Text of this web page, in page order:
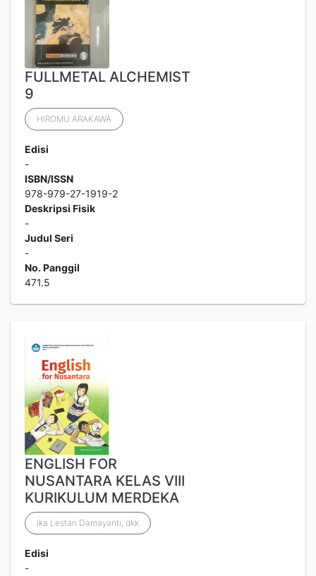
FULLMETAL ALCHEMIST
9
HIROMU ARAKAWA
Edisi
-
ISBN/ISSN
978-979-27-1919-2
Deskripsi Fisik
-
Judul Seri
-
No. Panggil
471.5
ENGLISH FOR
NUSANTARA KELAS VIII
KURIKULUM MERDEKA
Ika Lestari Damayanti, dkk
Edisi
-